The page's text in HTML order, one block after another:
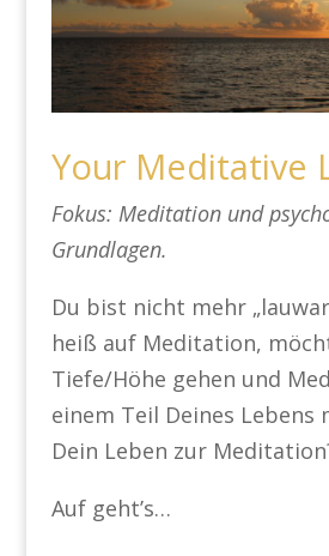
Your Meditative
Fokus: Meditation und
Grundlagen.
Du bist nicht mehr
heiß auf Meditation,
Tiefe/Höhe gehen und
einem Teil Deines Lebens
Dein Leben zur
Auf geht’s…